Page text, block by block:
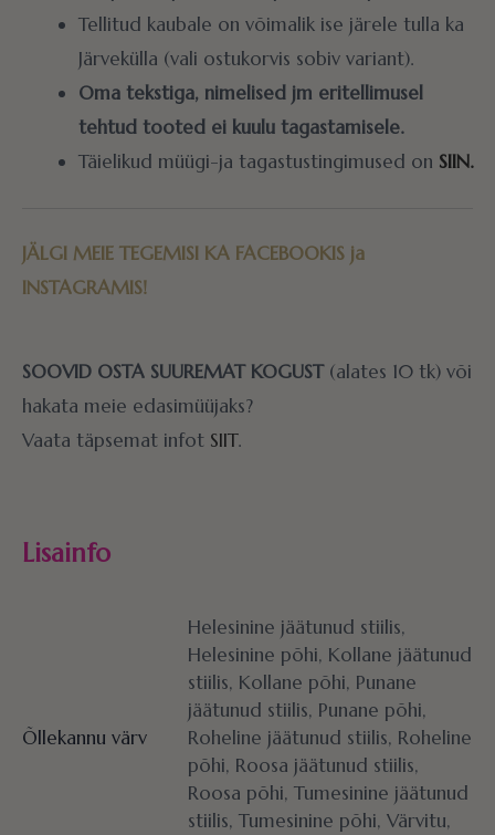
Tellitud kaubale on võimalik ise järele tulla ka
Järvekülla (vali ostukorvis sobiv variant).
Oma tekstiga, nimelised jm eritellimusel
tehtud tooted ei kuulu tagastamisele.
Täielikud müügi-ja tagastustingimused on SIIN.
JÄLGI MEIE TEGEMISI KA FACEBOOKIS ja
INSTAGRAMIS!
SOOVID OSTA SUUREMAT KOGUST(alates 10 tk) või
hakata meie edasimüüjaks?
Vaata täpsemat infot SIIT.
Lisainfo
Õllekannu värv
Helesinine jäätunud stiilis,
Helesinine põhi, Kollane jäätunud
stiilis, Kollane põhi, Punane
jäätunud stiilis, Punane põhi,
Roheline jäätunud stiilis, Roheline
põhi, Roosa jäätunud stiilis,
Roosa põhi, Tumesinine jäätunud
stiilis, Tumesinine põhi, Värvitu,